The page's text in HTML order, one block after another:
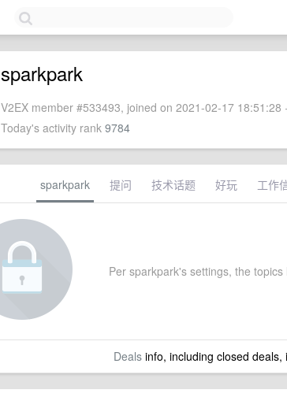
sparkpark
V2EX member #533493, joined on 2021-02-17 18:51:28
Today's activity rank 9784
sparkpark 提问 技术话题 好玩 工作
Per sparkpark's settings, the topics
Dealsinfo, including closed deals,